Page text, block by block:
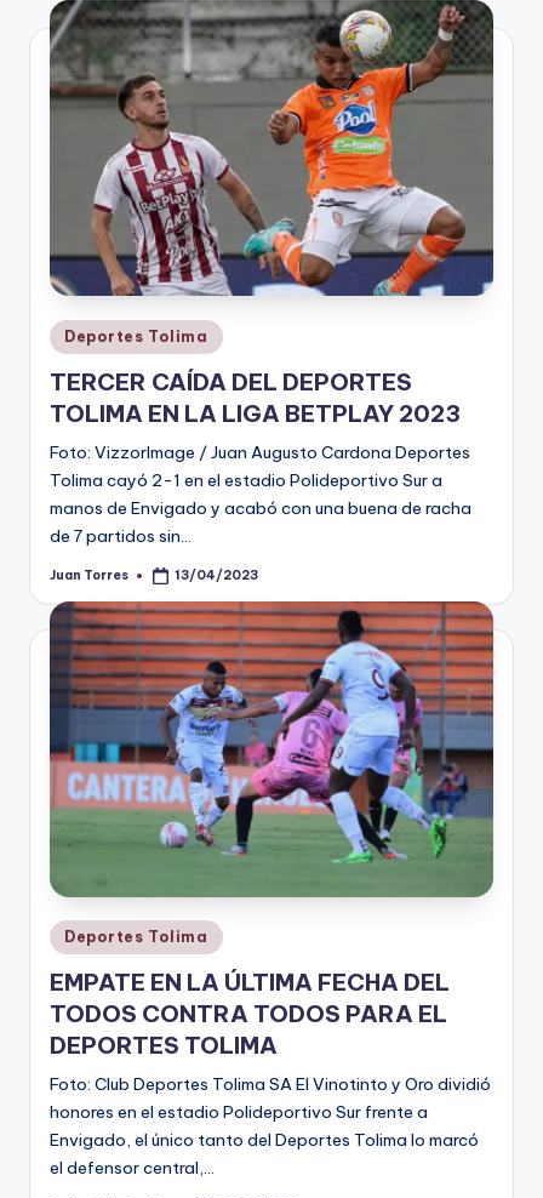
V
n
t
o
Publicado
en
Deportes Tolima
TERCER CAÍDA DEL DEPORTES
TOLIMA EN LA LIGA BETPLAY 2023
Foto: VizzorImage / Juan Augusto Cardona Deportes
Tolima cayó 2-1 en el estadio Polideportivo Sur a
manos de Envigado y acabó con una buena de racha
de 7 partidos sin…
Publicado
Juan Torres 13/04/2023
Publicado
en
Deportes Tolima
EMPATE EN LA ÚLTIMA FECHA DEL
TODOS CONTRA TODOS PARA EL
DEPORTES TOLIMA
Foto: Club Deportes Tolima SA El Vinotinto y Oro dividió
honores en el estadio Polideportivo Sur frente a
Envigado, el único tanto del Deportes Tolima lo marcó
el defensor central,…